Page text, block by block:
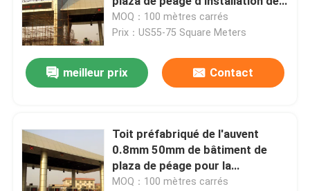
S355JR
MOQ：100 mètres carrés
Prix：US55-75 Square Meters
meilleur prix Contact
Toit préfabriqué de l'auvent
0.8mm 50mm de bâtiment de
plaza de péage pour la
construction
MOQ：100 mètres carrés